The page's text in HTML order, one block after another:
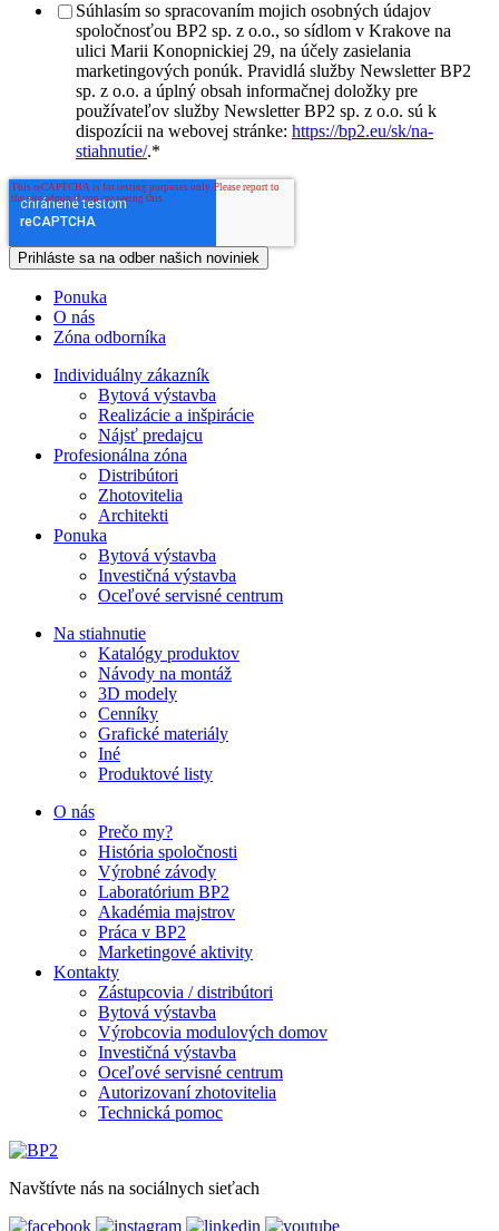
Súhlasím so spracovaním mojich osobných údajov
spoločnosťou BP2 sp. z o.o., so sídlom v Krakove na
ulici Marii Konopnickiej 29, na účely zasielania
marketingových ponúk. Pravidlá služby Newsletter BP2
sp. z o.o. a úplný obsah informačnej doložky pre
používateľov služby Newsletter BP2 sp. z o.o. sú k
dispozícii na webovej stránke: https://bp2.eu/sk/na-
stiahnutie/.*
Ponuka
O nás
Zóna odborníka
Individuálny zákazník
Bytová výstavba
Realizácie a inšpirácie
Nájsť predajcu
Profesionálna zóna
Distribútori
Zhotovitelia
Architekti
Ponuka
Bytová výstavba
Investičná výstavba
Oceľové servisné centrum
Na stiahnutie
Katalógy produktov
Návody na montáž
3D modely
Cenníky
Grafické materiály
Iné
Produktové listy
O nás
Prečo my?
História spoločnosti
Výrobné závody
Laboratórium BP2
Akadémia majstrov
Práca v BP2
Marketingové aktivity
Kontakty
Zástupcovia / distribútori
Bytová výstavba
Výrobcovia modulových domov
Investičná výstavba
Oceľové servisné centrum
Autorizovaní zhotovitelia
Technická pomoc
Navštívte nás na sociálnych sieťach